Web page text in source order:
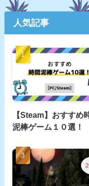
人気記事
【Steam】おすすめ
泥棒ゲーム１０選！